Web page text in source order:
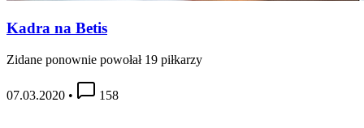
Kadra na Betis
Zidane ponownie powołał 19 piłkarzy
07.03.2020 • 158